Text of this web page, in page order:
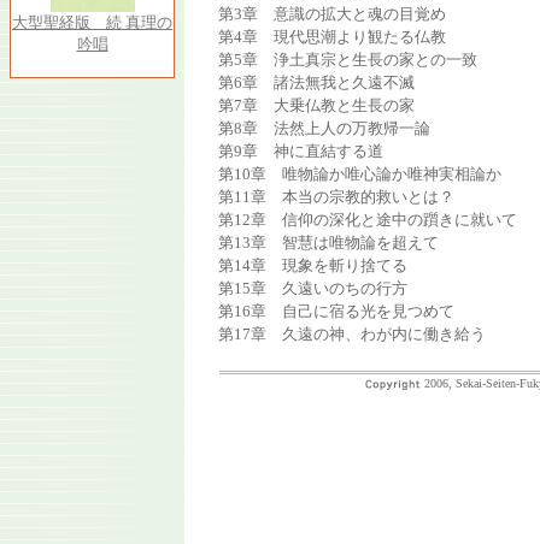
大型聖経版 続 真理の
吟唱
第3章 意識の拡大と魂の目覚め
第4章 現代思潮より観たる仏教
第5章 浄土真宗と生長の家との一致
第6章 諸法無我と久遠不滅
第7章 大乗仏教と生長の家
第8章 法然上人の万教帰一論
第9章 神に直結する道
第10章 唯物論か唯心論か唯神実相論か
第11章 本当の宗教的救いとは？
第12章 信仰の深化と途中の躓きに就いて
第13章 智慧は唯物論を超えて
第14章 現象を斬り捨てる
第15章 久遠いのちの行方
第16章 自己に宿る光を見つめて
第17章 久遠の神、わが内に働き給う
2006, Sekai-Seiten-